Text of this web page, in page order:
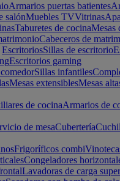
Armarios puertas batientes
salónMuebles TVVitrinas
Taburetes de cocinaMesas
Cabeceros de
EscritoriosSillas de escritorio
Escritorios gaming
Sillas infantiles
Mesas extensiblesMesas
de cocinaArmarios de
de mesaCubertería
Frigoríficos combi
Congeladores
Lavadoras de carga